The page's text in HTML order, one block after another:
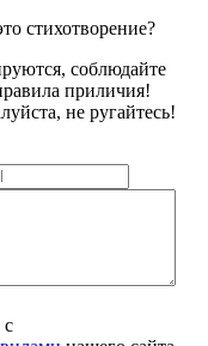
стихотворение?
соблюдайте
приличия!
не ругайтесь!
с